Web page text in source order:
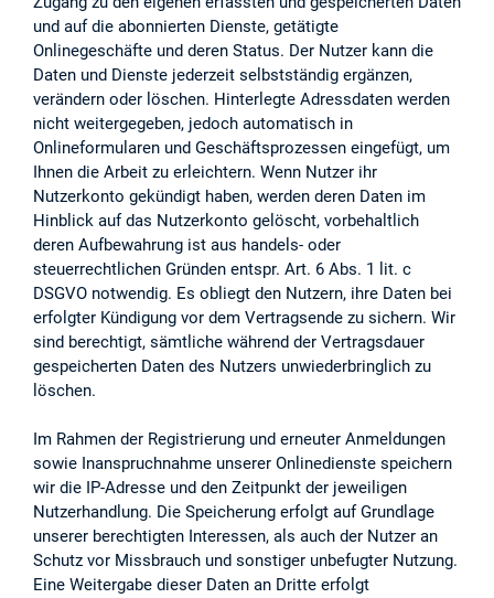
und auf die abonnierten Dienste, getätigte
Onlinegeschäfte und deren Status. Der Nutzer kann die
Daten und Dienste jederzeit selbstständig ergänzen,
verändern oder löschen. Hinterlegte Adressdaten werden
nicht weitergegeben, jedoch automatisch in
Onlineformularen und Geschäftsprozessen eingefügt, um
Ihnen die Arbeit zu erleichtern. Wenn Nutzer ihr
Nutzerkonto gekündigt haben, werden deren Daten im
Hinblick auf das Nutzerkonto gelöscht, vorbehaltlich
deren Aufbewahrung ist aus handels- oder
steuerrechtlichen Gründen entspr. Art. 6 Abs. 1 lit. c
DSGVO notwendig. Es obliegt den Nutzern, ihre Daten bei
erfolgter Kündigung vor dem Vertragsende zu sichern. Wir
sind berechtigt, sämtliche während der Vertragsdauer
gespeicherten Daten des Nutzers unwiederbringlich zu
löschen.
Im Rahmen der Registrierung und erneuter Anmeldungen
sowie Inanspruchnahme unserer Onlinedienste speichern
wir die IP-Adresse und den Zeitpunkt der jeweiligen
Nutzerhandlung. Die Speicherung erfolgt auf Grundlage
unserer berechtigten Interessen, als auch der Nutzer an
Schutz vor Missbrauch und sonstiger unbefugter Nutzung.
Eine Weitergabe dieser Daten an Dritte erfolgt